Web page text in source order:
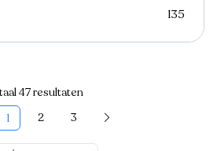
135
47 resultaten
1
2 3